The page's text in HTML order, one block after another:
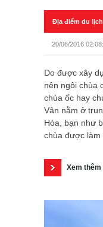
Địa điểm du
20/06/2016
Do được xây
nên ngôi chùa
chùa ốc hay
Vân nằm ở
Hòa, bạn như
chùa được làm
Xem thêm